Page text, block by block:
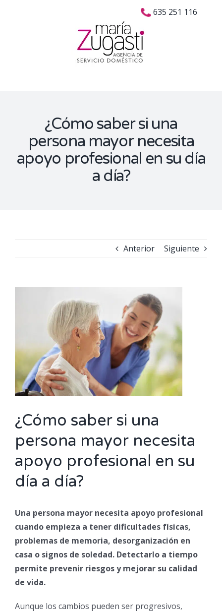
635 251 116
¿Cómo saber si una
persona mayor necesita
apoyo profesional en su día
a día?
Anterior Siguiente
¿Cómo saber si una
persona mayor necesita
apoyo profesional en su
día a día?
Una persona mayor necesita apoyo profesional
cuando empieza a tener dificultades físicas,
problemas de memoria, desorganización en
casa o signos de soledad. Detectarlo a tiempo
permite prevenir riesgos y mejorar su calidad
de vida.
Aunque los cambios pueden ser progresivos,